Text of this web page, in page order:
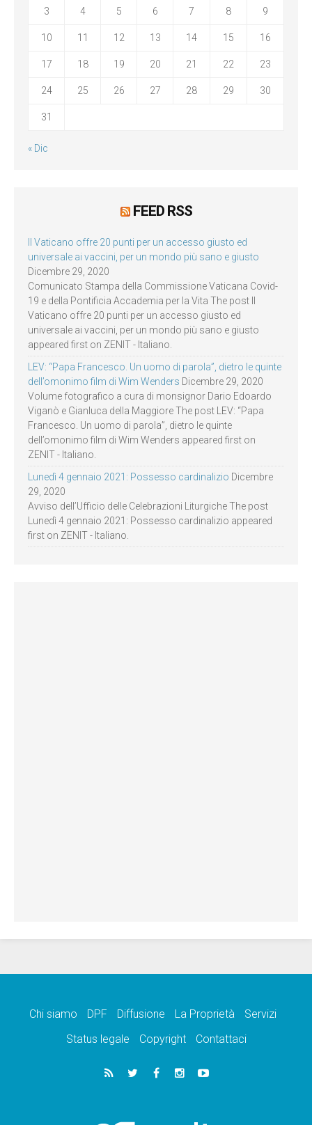
3 4 5 6 7 8 9
10 11 12 13 14 15 16
17 18 19 20 21 22 23
24 25 26 27 28 29 30
31
« Dic
FEED RSS
Il Vaticano offre 20 punti per un accesso giusto ed
universale ai vaccini, per un mondo più sano e giusto
Dicembre 29, 2020
Comunicato Stampa della Commissione Vaticana Covid-
19 e della Pontificia Accademia per la Vita The post Il
Vaticano offre 20 punti per un accesso giusto ed
universale ai vaccini, per un mondo più sano e giusto
appeared first on ZENIT - Italiano.
LEV: “Papa Francesco. Un uomo di parola”, dietro le quinte
dell’omonimo film di Wim Wenders Dicembre 29, 2020
Volume fotografico a cura di monsignor Dario Edoardo
Viganò e Gianluca della Maggiore The post LEV: “Papa
Francesco. Un uomo di parola”, dietro le quinte
dell’omonimo film di Wim Wenders appeared first on
ZENIT - Italiano.
Lunedì 4 gennaio 2021: Possesso cardinalizio Dicembre
29, 2020
Avviso dell’Ufficio delle Celebrazioni Liturgiche The post
Lunedì 4 gennaio 2021: Possesso cardinalizio appeared
first on ZENIT - Italiano.
Chi siamo DPF Diffusione La Proprietà
Servizi
Status legale
Copyright Contattaci